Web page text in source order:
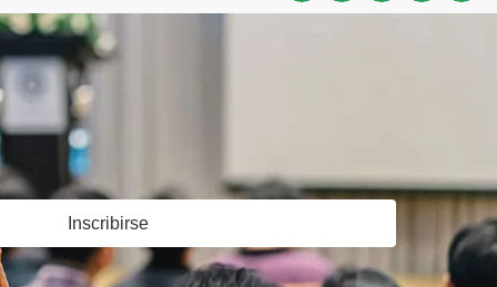
Inscribirse